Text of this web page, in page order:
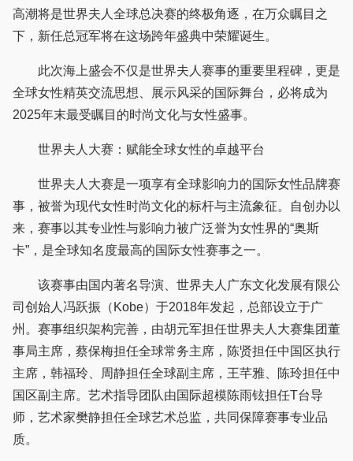
高潮将是世界夫人全球总决赛的终极角逐，在万众瞩目之
下，新任总冠军将在这场跨年盛典中荣耀诞生。
此次海上盛会不仅是世界夫人赛事的重要里程碑，更是
全球女性精英交流思想、展示风采的国际舞台，必将成为
2025年末最受瞩目的时尚文化与女性盛事。
世界夫人大赛：赋能全球女性的卓越平台
世界夫人大赛是一项享有全球影响力的国际女性品牌赛
事，被誉为现代女性时尚文化的标杆与主流象征。自创办以
来，赛事以其专业性与影响力被广泛誉为女性界的“奥斯
卡”，是全球知名度最高的国际女性赛事之一。
该赛事由国内著名导演、世界夫人广东文化发展有限公
司创始人冯跃振（Kobe）于2018年发起，总部设立于广
州。赛事组织架构完善，由胡元军担任世界夫人大赛集团董
事局主席，蔡保梅担任全球常务主席，陈贤担任中国区执行
主席，韩福玲、周静担任全球副主席，王芊雅、陈玲担任中
国区副主席。艺术指导团队由国际超模陈雨铉担任T台导
师，艺术家樊静担任全球艺术总监，共同保障赛事专业品
质。